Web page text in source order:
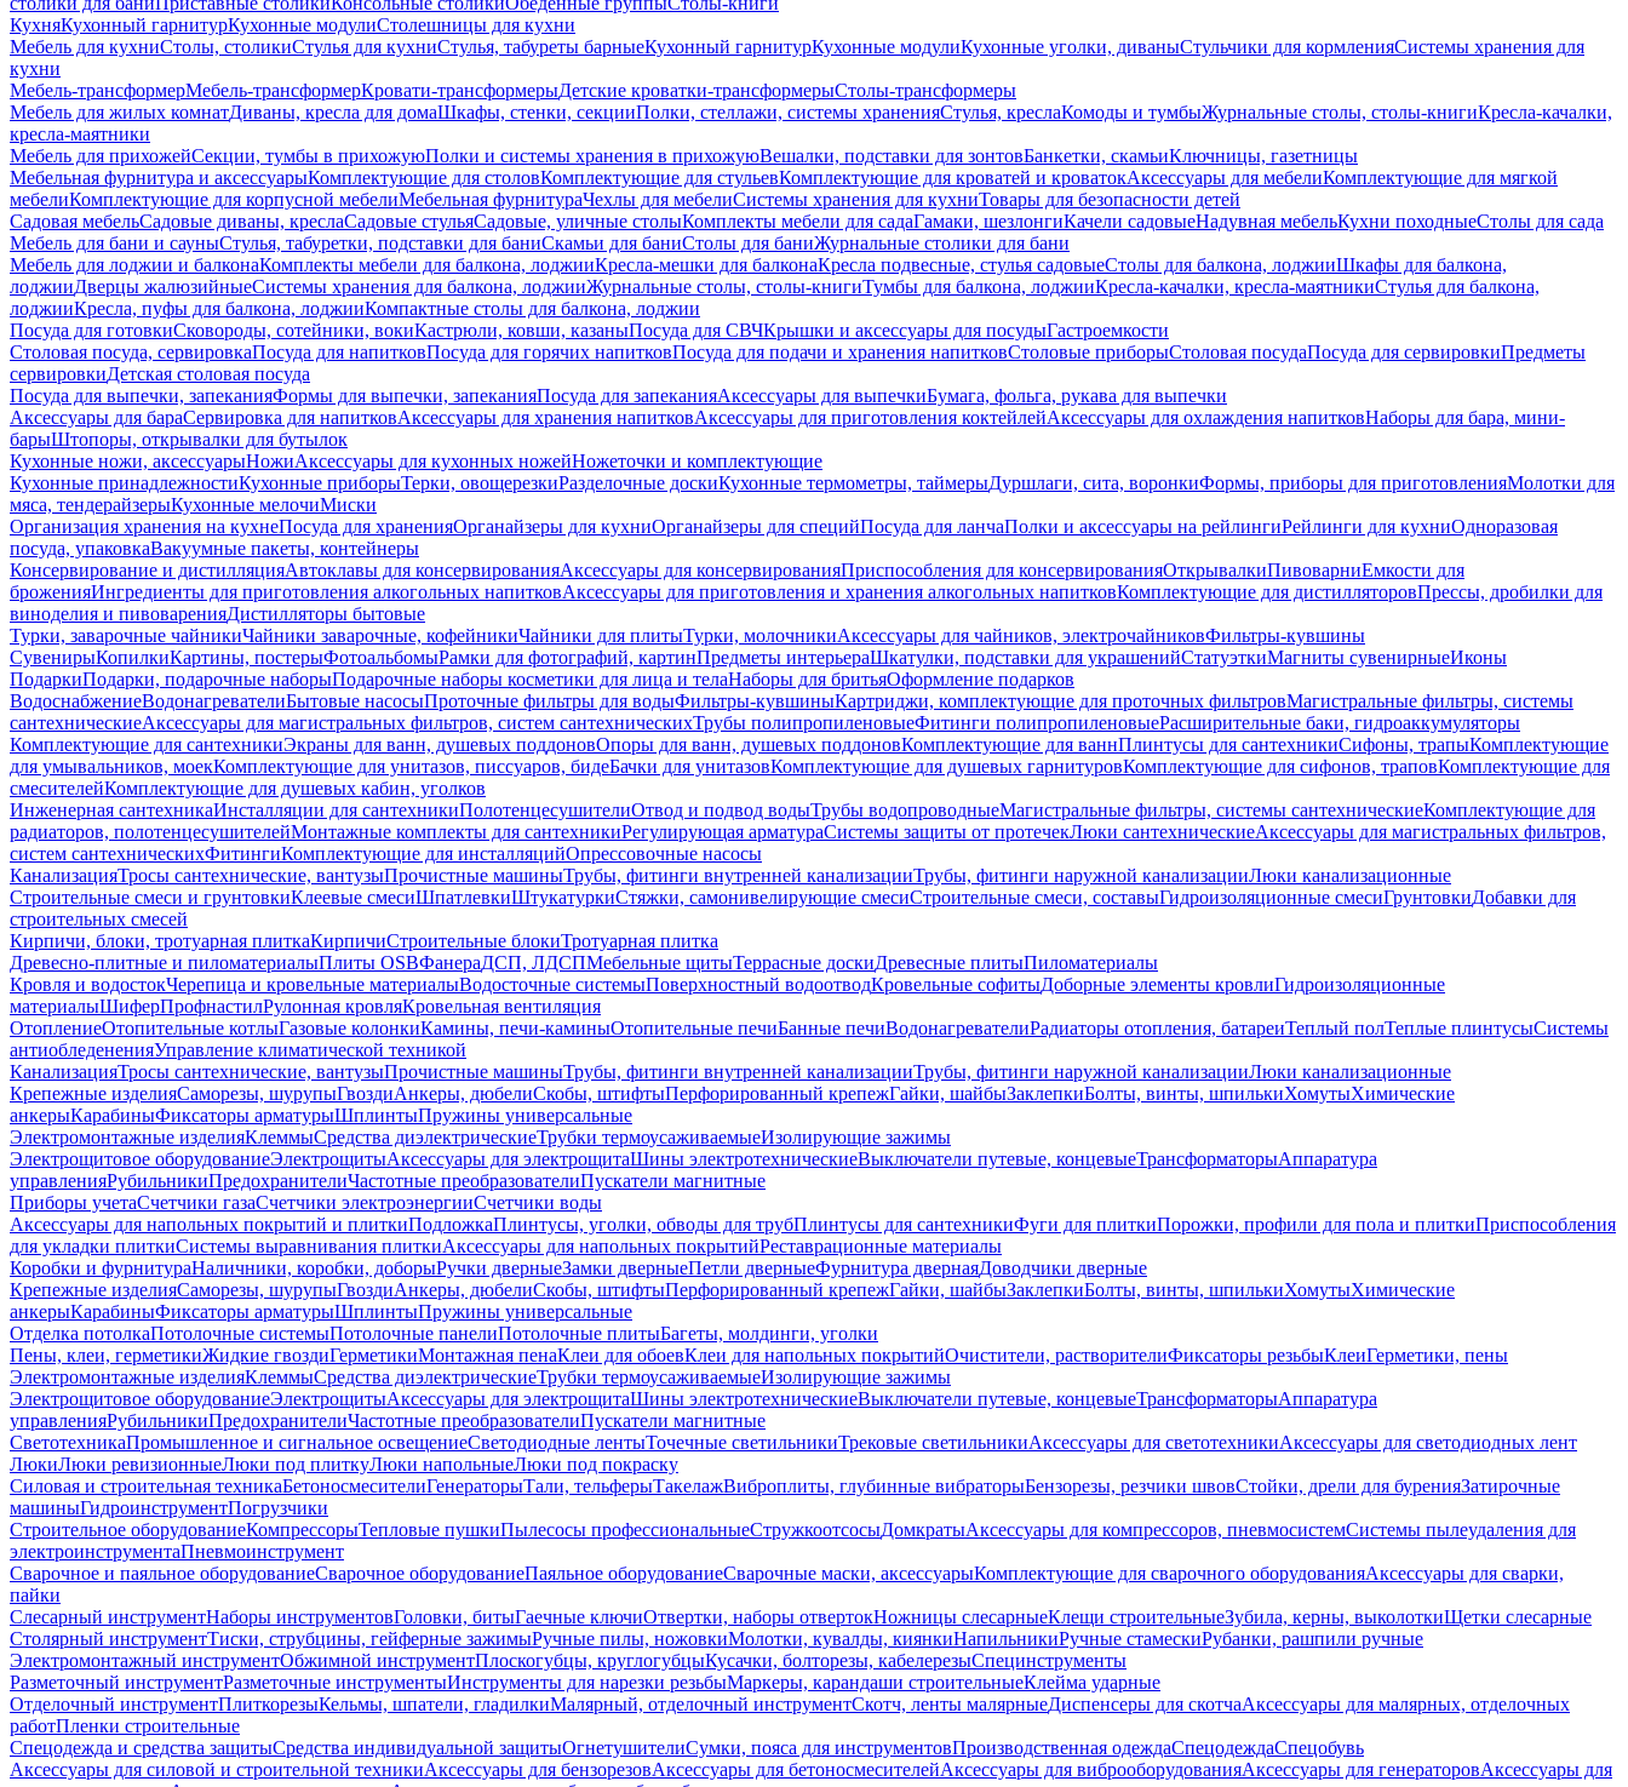
КухняКухонный гарнитурКухонные модулиСтолешницы для кухни
Мебель для кухниСтолы, столикиСтулья для кухниСтулья, табуреты барныеКухонный гарнитурКухонные модулиКухонные уголки, диваныСтульчики для кормленияСистемы хранения для
кухни
Мебель-трансформерМебель-трансформерКровати-трансформерыДетские кроватки-трансформерыСтолы-трансформеры
Мебель для жилых комнатДиваны, кресла для домаШкафы, стенки, секцииПолки, стеллажи, системы храненияСтулья, креслаКомоды и тумбыЖурнальные столы, столы-книгиКресла-качалки,
кресла-маятники
Мебель для прихожейСекции, тумбы в прихожуюПолки и системы хранения в прихожуюВешалки, подставки для зонтовБанкетки, скамьиКлючницы, газетницы
Мебельная фурнитура и аксессуарыКомплектующие для столовКомплектующие для стульевКомплектующие для кроватей и кроватокАксессуары для мебелиКомплектующие для мягкой
мебелиКомплектующие для корпусной мебелиМебельная фурнитураЧехлы для мебелиСистемы хранения для кухниТовары для безопасности детей
Садовая мебельСадовые диваны, креслаСадовые стульяСадовые, уличные столыКомплекты мебели для садаГамаки, шезлонгиКачели садовыеНадувная мебельКухни походныеСтолы для сада
Мебель для бани и сауныСтулья, табуретки, подставки для баниСкамьи для баниСтолы для баниЖурнальные столики для бани
Мебель для лоджии и балконаКомплекты мебели для балкона, лоджииКресла-мешки для балконаКресла подвесные, стулья садовыеСтолы для балкона, лоджииШкафы для балкона,
лоджииДверцы жалюзийныеСистемы хранения для балкона, лоджииЖурнальные столы, столы-книгиТумбы для балкона, лоджииКресла-качалки, кресла-маятникиСтулья для балкона,
лоджииКресла, пуфы для балкона, лоджииКомпактные столы для балкона, лоджии
Посуда для готовкиСковороды, сотейники, вокиКастрюли, ковши, казаныПосуда для СВЧКрышки и аксессуары для посудыГастроемкости
Столовая посуда, сервировкаПосуда для напитковПосуда для горячих напитковПосуда для подачи и хранения напитковСтоловые приборыСтоловая посудаПосуда для сервировкиПредметы
сервировкиДетская столовая посуда
Посуда для выпечки, запеканияФормы для выпечки, запеканияПосуда для запеканияАксессуары для выпечкиБумага, фольга, рукава для выпечки
Аксессуары для бараСервировка для напитковАксессуары для хранения напитковАксессуары для приготовления коктейлейАксессуары для охлаждения напитковНаборы для бара, мини-
барыШтопоры, открывалки для бутылок
Кухонные ножи, аксессуарыНожиАксессуары для кухонных ножейНожеточки и комплектующие
Кухонные принадлежностиКухонные приборыТерки, овощерезкиРазделочные доскиКухонные термометры, таймерыДуршлаги, сита, воронкиФормы, приборы для приготовленияМолотки для
мяса, тендерайзерыКухонные мелочиМиски
Организация хранения на кухнеПосуда для храненияОрганайзеры для кухниОрганайзеры для специйПосуда для ланчаПолки и аксессуары на рейлингиРейлинги для кухниОдноразовая
посуда, упаковкаВакуумные пакеты, контейнеры
Консервирование и дистилляцияАвтоклавы для консервированияАксессуары для консервированияПриспособления для консервированияОткрывалкиПивоварниЕмкости для
броженияИнгредиенты для приготовления алкогольных напитковАксессуары для приготовления и хранения алкогольных напитковКомплектующие для дистилляторовПрессы, дробилки для
виноделия и пивоваренияДистилляторы бытовые
Турки, заварочные чайникиЧайники заварочные, кофейникиЧайники для плитыТурки, молочникиАксессуары для чайников, электрочайниковФильтры-кувшины
СувенирыКопилкиКартины, постерыФотоальбомыРамки для фотографий, картинПредметы интерьераШкатулки, подставки для украшенийСтатуэткиМагниты сувенирныеИконы
ПодаркиПодарки, подарочные наборыПодарочные наборы косметики для лица и телаНаборы для бритьяОформление подарков
ВодоснабжениеВодонагревателиБытовые насосыПроточные фильтры для водыФильтры-кувшиныКартриджи, комплектующие для проточных фильтровМагистральные фильтры, системы
сантехническиеАксессуары для магистральных фильтров, систем сантехническихТрубы полипропиленовыеФитинги полипропиленовыеРасширительные баки, гидроаккумуляторы
Комплектующие для сантехникиЭкраны для ванн, душевых поддоновОпоры для ванн, душевых поддоновКомплектующие для ваннПлинтусы для сантехникиСифоны, трапыКомплектующие
для умывальников, моекКомплектующие для унитазов, писсуаров, бидеБачки для унитазовКомплектующие для душевых гарнитуровКомплектующие для сифонов, траповКомплектующие для
смесителейКомплектующие для душевых кабин, уголков
Инженерная сантехникаИнсталляции для сантехникиПолотенцесушителиОтвод и подвод водыТрубы водопроводныеМагистральные фильтры, системы сантехническиеКомплектующие для
радиаторов, полотенцесушителейМонтажные комплекты для сантехникиРегулирующая арматураСистемы защиты от протечекЛюки сантехническиеАксессуары для магистральных фильтров,
систем сантехническихФитингиКомплектующие для инсталляцийОпрессовочные насосы
КанализацияТросы сантехнические, вантузыПрочистные машиныТрубы, фитинги внутренней канализацииТрубы, фитинги наружной канализацииЛюки канализационные
Строительные смеси и грунтовкиКлеевые смесиШпатлевкиШтукатуркиСтяжки, самонивелирующие смесиСтроительные смеси, составыГидроизоляционные смесиГрунтовкиДобавки для
строительных смесей
Кирпичи, блоки, тротуарная плиткаКирпичиСтроительные блокиТротуарная плитка
Древесно-плитные и пиломатериалыПлиты OSBФанераДСП, ЛДСПМебельные щитыТеррасные доскиДревесные плитыПиломатериалы
Кровля и водостокЧерепица и кровельные материалыВодосточные системыПоверхностный водоотводКровельные софитыДоборные элементы кровлиГидроизоляционные
материалыШиферПрофнастилРулонная кровляКровельная вентиляция
ОтоплениеОтопительные котлыГазовые колонкиКамины, печи-каминыОтопительные печиБанные печиВодонагревателиРадиаторы отопления, батареиТеплый полТеплые плинтусыСистемы
антиобледененияУправление климатической техникой
КанализацияТросы сантехнические, вантузыПрочистные машиныТрубы, фитинги внутренней канализацииТрубы, фитинги наружной канализацииЛюки канализационные
Крепежные изделияСаморезы, шурупыГвоздиАнкеры, дюбелиСкобы, штифтыПерфорированный крепежГайки, шайбыЗаклепкиБолты, винты, шпилькиХомутыХимические
анкерыКарабиныФиксаторы арматурыШплинтыПружины универсальные
Электромонтажные изделияКлеммыСредства диэлектрическиеТрубки термоусаживаемыеИзолирующие зажимы
Электрощитовое оборудованиеЭлектрощитыАксессуары для электрощитаШины электротехническиеВыключатели путевые, концевыеТрансформаторыАппаратура
управленияРубильникиПредохранителиЧастотные преобразователиПускатели магнитные
Приборы учетаСчетчики газаСчетчики электроэнергииСчетчики воды
Аксессуары для напольных покрытий и плиткиПодложкаПлинтусы, уголки, обводы для трубПлинтусы для сантехникиФуги для плиткиПорожки, профили для пола и плиткиПриспособления
для укладки плиткиСистемы выравнивания плиткиАксессуары для напольных покрытийРеставрационные материалы
Коробки и фурнитураНаличники, коробки, доборыРучки дверныеЗамки дверныеПетли дверныеФурнитура двернаяДоводчики дверные
Крепежные изделияСаморезы, шурупыГвоздиАнкеры, дюбелиСкобы, штифтыПерфорированный крепежГайки, шайбыЗаклепкиБолты, винты, шпилькиХомутыХимические
анкерыКарабиныФиксаторы арматурыШплинтыПружины универсальные
Отделка потолкаПотолочные системыПотолочные панелиПотолочные плитыБагеты, молдинги, уголки
Пены, клеи, герметикиЖидкие гвоздиГерметикиМонтажная пенаКлеи для обоевКлеи для напольных покрытийОчистители, растворителиФиксаторы резьбыКлеиГерметики, пены
Электромонтажные изделияКлеммыСредства диэлектрическиеТрубки термоусаживаемыеИзолирующие зажимы
Электрощитовое оборудованиеЭлектрощитыАксессуары для электрощитаШины электротехническиеВыключатели путевые, концевыеТрансформаторыАппаратура
управленияРубильникиПредохранителиЧастотные преобразователиПускатели магнитные
СветотехникаПромышленное и сигнальное освещениеСветодиодные лентыТочечные светильникиТрековые светильникиАксессуары для светотехникиАксессуары для светодиодных лент
ЛюкиЛюки ревизионныеЛюки под плиткуЛюки напольныеЛюки под покраску
Силовая и строительная техникаБетоносмесителиГенераторыТали, тельферыТакелажВиброплиты, глубинные вибраторыБензорезы, резчики швовСтойки, дрели для буренияЗатирочные
машиныГидроинструментПогрузчики
Строительное оборудованиеКомпрессорыТепловые пушкиПылесосы профессиональныеСтружкоотсосыДомкратыАксессуары для компрессоров, пневмосистемСистемы пылеудаления для
электроинструментаПневмоинструмент
Сварочное и паяльное оборудованиеСварочное оборудованиеПаяльное оборудованиеСварочные маски, аксессуарыКомплектующие для сварочного оборудованияАксессуары для сварки,
пайки
Слесарный инструментНаборы инструментовГоловки, битыГаечные ключиОтвертки, наборы отвертокНожницы слесарныеКлещи строительныеЗубила, керны, выколоткиЩетки слесарные
Столярный инструментТиски, струбцины, гейферные зажимыРучные пилы, ножовкиМолотки, кувалды, киянкиНапильникиРучные стамескиРубанки, рашпили ручные
Электромонтажный инструментОбжимной инструментПлоскогубцы, круглогубцыКусачки, болторезы, кабелерезыСпецинструменты
Разметочный инструментРазметочные инструментыИнструменты для нарезки резьбыМаркеры, карандаши строительныеКлейма ударные
Отделочный инструментПлиткорезыКельмы, шпатели, гладилкиМалярный, отделочный инструментСкотч, ленты малярныеДиспенсеры для скотчаАксессуары для малярных, отделочных
работПленки строительные
Спецодежда и средства защитыСредства индивидуальной защитыОгнетушителиСумки, пояса для инструментовПроизводственная одеждаСпецодеждаСпецобувь
Аксессуары для силовой и строительной техникиАксессуары для бензорезовАксессуары для бетоносмесителейАксессуары для виброоборудованияАксессуары для генераторовАксессуары для